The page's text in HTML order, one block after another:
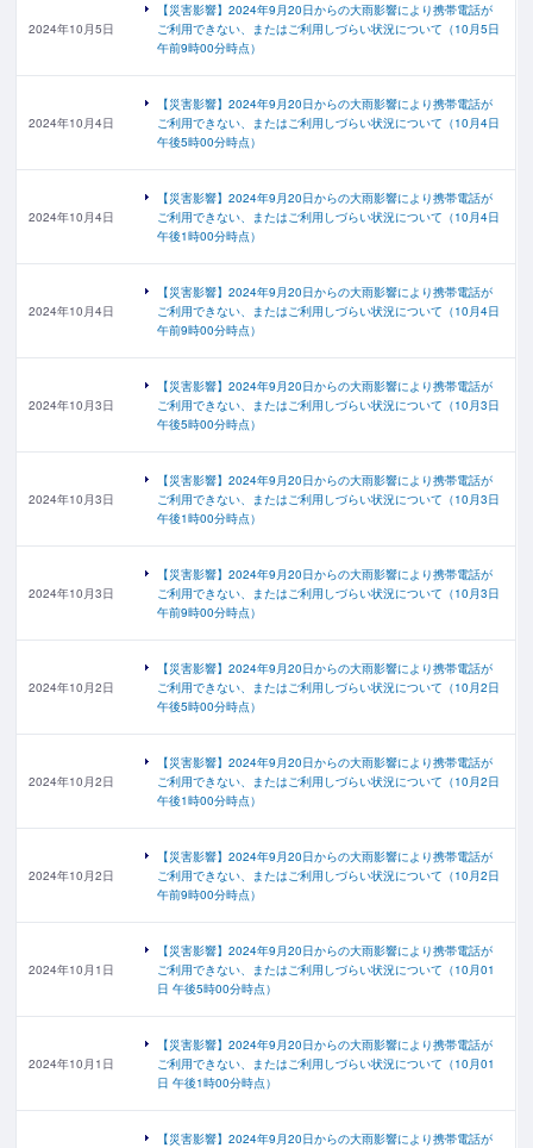
2024年10月5日
【災害影響】2024年9月20日からの大雨影響により携帯電話が
ご利用できない、またはご利用しづらい状況について（10月5日
午前9時00分時点）
2024年10月4日
【災害影響】2024年9月20日からの大雨影響により携帯電話が
ご利用できない、またはご利用しづらい状況について（10月4日
午後5時00分時点）
2024年10月4日
【災害影響】2024年9月20日からの大雨影響により携帯電話が
ご利用できない、またはご利用しづらい状況について（10月4日
午後1時00分時点）
2024年10月4日
【災害影響】2024年9月20日からの大雨影響により携帯電話が
ご利用できない、またはご利用しづらい状況について（10月4日
午前9時00分時点）
2024年10月3日
【災害影響】2024年9月20日からの大雨影響により携帯電話が
ご利用できない、またはご利用しづらい状況について（10月3日
午後5時00分時点）
2024年10月3日
【災害影響】2024年9月20日からの大雨影響により携帯電話が
ご利用できない、またはご利用しづらい状況について（10月3日
午後1時00分時点）
2024年10月3日
【災害影響】2024年9月20日からの大雨影響により携帯電話が
ご利用できない、またはご利用しづらい状況について（10月3日
午前9時00分時点）
2024年10月2日
【災害影響】2024年9月20日からの大雨影響により携帯電話が
ご利用できない、またはご利用しづらい状況について（10月2日
午後5時00分時点）
2024年10月2日
【災害影響】2024年9月20日からの大雨影響により携帯電話が
ご利用できない、またはご利用しづらい状況について（10月2日
午後1時00分時点）
2024年10月2日
【災害影響】2024年9月20日からの大雨影響により携帯電話が
ご利用できない、またはご利用しづらい状況について（10月2日
午前9時00分時点）
2024年10月1日
【災害影響】2024年9月20日からの大雨影響により携帯電話が
ご利用できない、またはご利用しづらい状況について（10月01
日 午後5時00分時点）
2024年10月1日
【災害影響】2024年9月20日からの大雨影響により携帯電話が
ご利用できない、またはご利用しづらい状況について（10月01
日 午後1時00分時点）
【災害影響】2024年9月20日からの大雨影響により携帯電話が